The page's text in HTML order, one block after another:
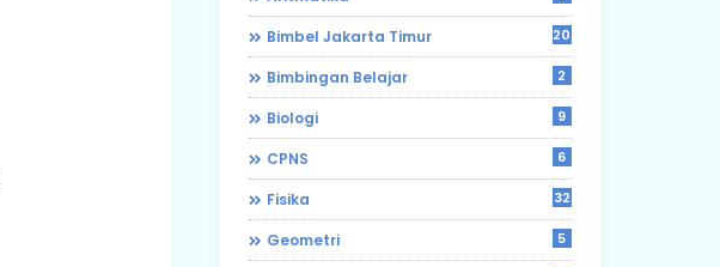
Bimbel Jakarta Timur 204
Bimbingan Belajar 2
Biologi 9
CPNS 6
Fisika 32
Geometri 5